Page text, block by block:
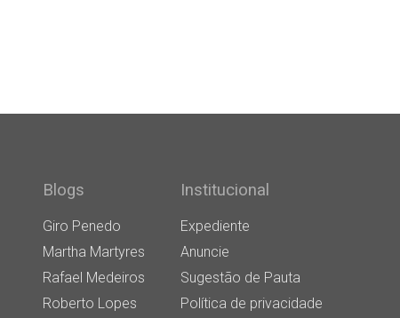
Blogs
Giro Penedo
Martha Martyres
Rafael Medeiros
Roberto Lopes
Institucional
Expediente
Anuncie
Sugestão de Pauta
Política de privacidade